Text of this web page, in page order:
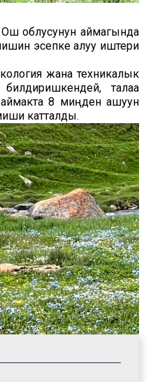
Ош облусунун аймагында
эсепке алуу иштери
жана техникалык
талаа
8 миңден ашуун
катталды.